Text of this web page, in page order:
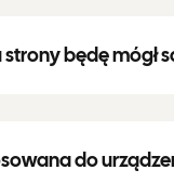
będę mógł
do